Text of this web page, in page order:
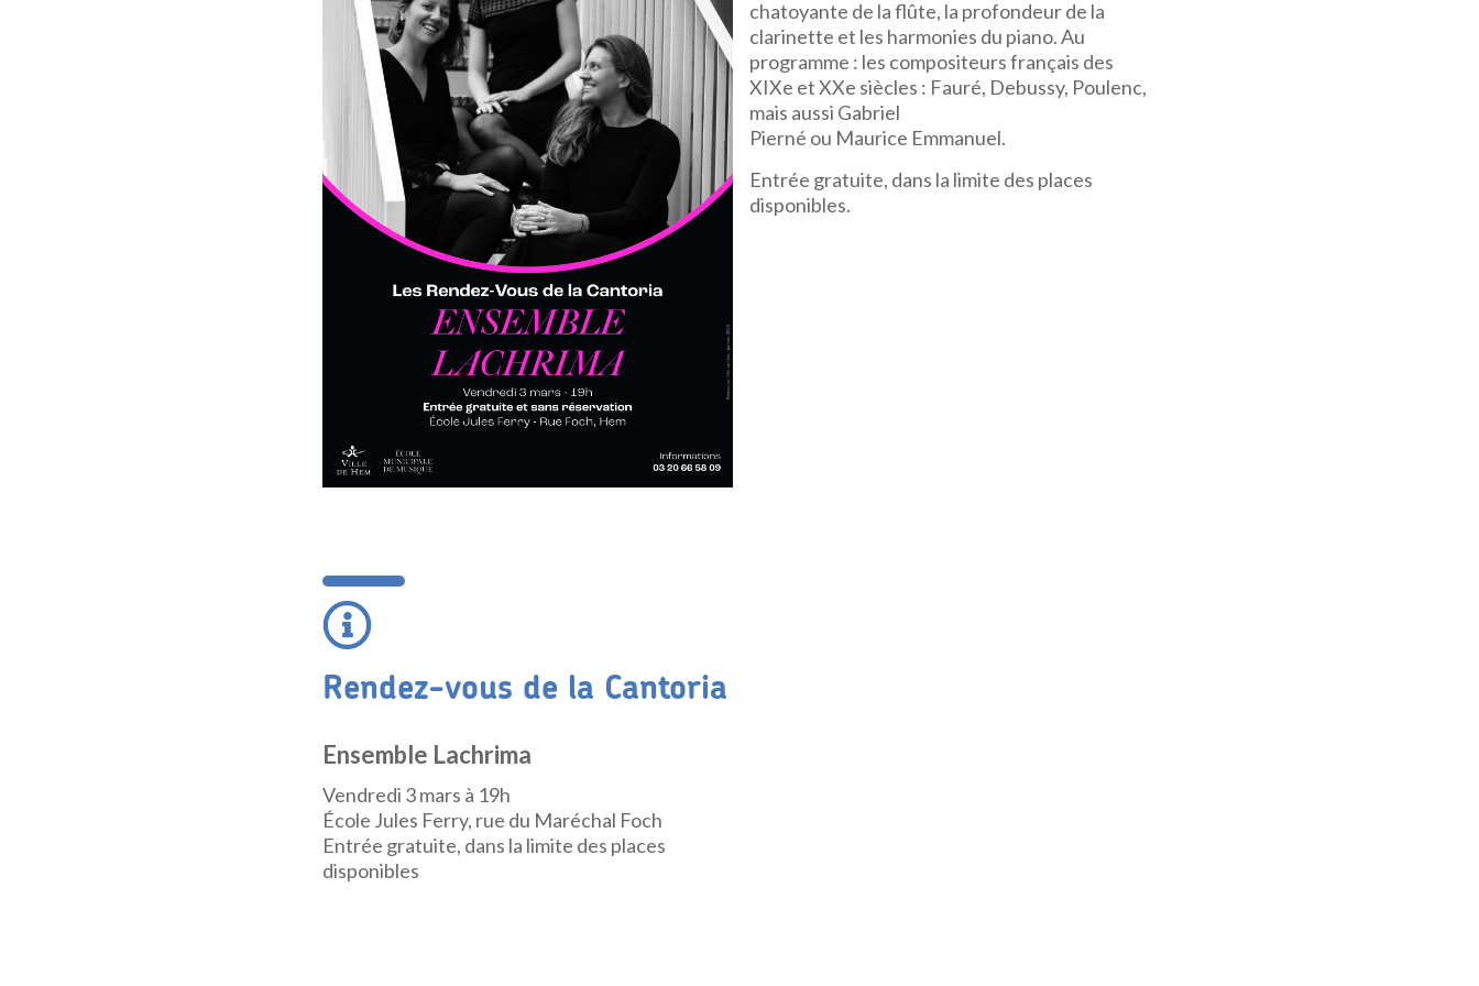
Rendez-vous de la Cantoria
Ensemble Lachrima
Vendredi 3 mars à 19h
École Jules Ferry, rue du Maréchal Foch
Entrée gratuite, dans la limite des places
disponibles
chatoyante de la flûte, la profondeur de la
clarinette et les harmonies du piano. Au
programme : les compositeurs français des
XIXe et XXe siècles : Fauré, Debussy, Poulenc,
mais aussi Gabriel
Pierné ou Maurice Emmanuel.
Entrée gratuite, dans la limite des places
disponibles.